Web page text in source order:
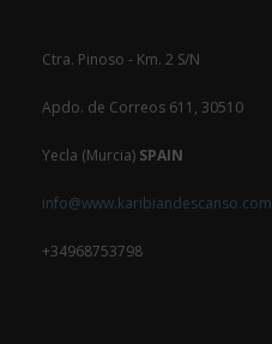
Ctra. Pinoso - Km. 2 S/N
Apdo. de Correos 611, 30510
Yecla (Murcia) SPAIN
info@www.karibiandescanso.com
+34968753798